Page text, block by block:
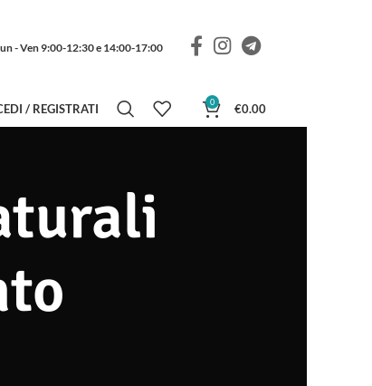
- Ven 9:00-12:30 e 14:00-17:00
/ REGISTRATI 0 €0.00